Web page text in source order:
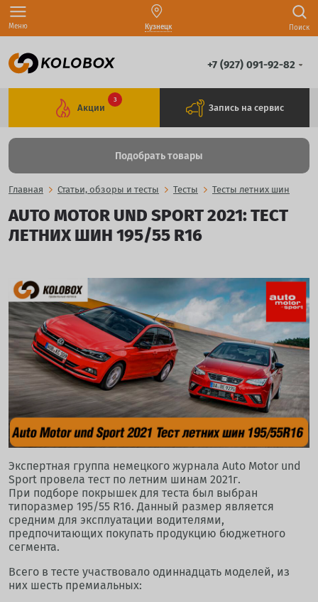
Меню Кузнецк Поиск
+7 (927) 091-92-82
Акции
3
Запись на сервис
Подобрать товары
Главная Статьи, обзоры и тесты Тесты Тесты летних шин
AUTO MOTOR UND SPORT 2021: ТЕСТ
ЛЕТНИХ ШИН 195/55 R16
Экспертная группа немецкого журнала Auto Motor und
Sport провела тест по летним шинам 2021г.
При подборе покрышек для теста был выбран
типоразмер 195/55 R16. Данный размер является
средним для эксплуатации водителями,
предпочитающих покупать продукцию бюджетного
сегмента.
Всего в тесте участвовало одиннадцать моделей, из
них шесть премиальных: